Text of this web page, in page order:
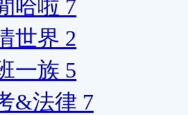
哈啦 7
世界 2
一族 5
&法律 7